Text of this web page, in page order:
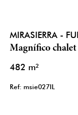
MIRASIERRA -
Magnífico
482 m²
Ref: msie027IL